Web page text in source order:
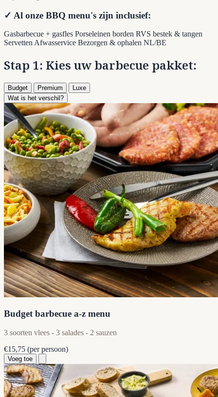
✓ Al onze BBQ menu's zijn inclusief:
Gasbarbecue + gasfles Porseleinen borden RVS bestek & tangen
Servetten Afwasservice Bezorgen & ophalen NL/BE
Stap 1: Kies uw barbecue pakket:
Budget Premium
Luxe
Wat is het verschil?
Budget barbecue a-z menu
3 soorten vlees - 3 salades - 2 sauzen
€15,75 (per persoon)
Voeg toe